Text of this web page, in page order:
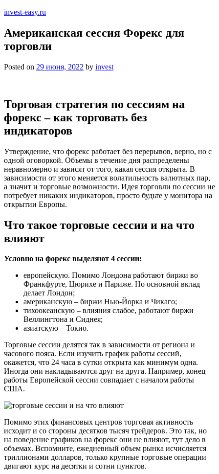
invest-easy.ru
Американская сессия Форекс для
торговли
Posted on 29 июня, 2022 by invest
Торговая стратегия по сессиям на
форекс – как торговать без
индикаторов
Утверждение, что форекс работает без перерывов, верно, но с
одной оговоркой. Объемы в течение дня распределены
неравномерно и зависят от того, какая сессия открыта. В
зависимости от этого меняется волатильность валютных пар,
а значит и торговые возможности. Идея торговли по сессии не
потребует никаких индикаторов, просто будьте у монитора на
открытии Европы.
Что такое торговые сессии и на что
влияют
Условно на форекс выделяют 4 сессии:
европейскую. Помимо Лондона работают биржи во
Франкфурте, Цюрихе и Париже. Но основной вклад
делает Лондон;
американскую – биржи Нью-Йорка и Чикаго;
тихоокеанскую – влияния слабое, работают биржи
Веллингтона и Сиднея;
азиатскую – Токио.
Торговые сессии делятся так в зависимости от региона и
часового пояса. Если изучить график работы сессий,
окажется, что 24 часа в сутки открыта как минимум одна.
Иногда они накладываются друг на друга. Например, конец
работы Европейской сессии совпадает с началом работы
США.
Помимо этих финансовых центров торговая активность
исходит и со стороны десятков тысяч трейдеров. Это так, но
на поведение графиков на форекс они не влияют, тут дело в
объемах. Вспомните, ежедневный объем рынка исчисляется
триллионами долларов, только крупные торговые операции
двигают курс на десятки и сотни пунктов.